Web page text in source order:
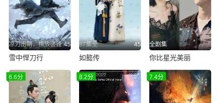
凉刀出鞘，横放竖锋 45
雪中悍刀行
87集全 45
如懿传
全剧集
你比星光美丽
6.6分 8.2分 7.4分